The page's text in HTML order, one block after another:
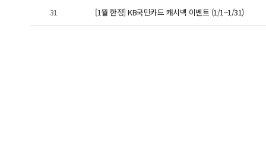
31 [1월 한정] KB국민카드 캐시백 이벤트 (1/1~1/31)